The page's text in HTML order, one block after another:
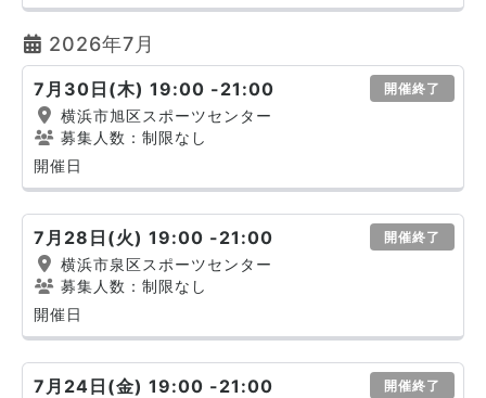
2026年7月
7月30日(木) 19:00 -21:00 開催終了
横浜市旭区スポーツセンター
募集人数：制限なし
開催日
7月28日(火) 19:00 -21:00 開催終了
横浜市泉区スポーツセンター
募集人数：制限なし
開催日
7月24日(金) 19:00 -21:00 開催終了